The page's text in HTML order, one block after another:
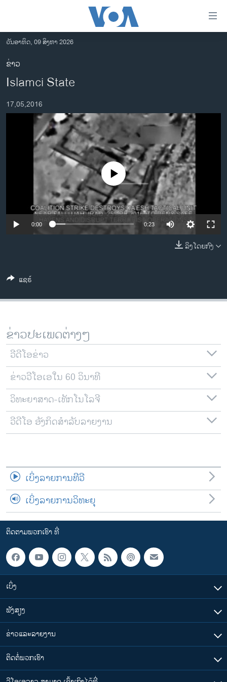
ເຂົ້າ
ຫາ
ຂ້າມ
ຂ້າມ
ໄປ
ອາເມຣິກາ
ການເລືອກຕັ້ງ ປະທານາທີບໍດີ ສະຫະລັດ 2024
ອິດສະຫຼະພາບດ້ານການຂ່າວ
ຊີວິດຊາວລາວ
ຊຸມຊົນຊາວລາວ
ວິທະຍາສາດ-ເທັກໂນໂລຈີ
ພາສາອັງກິດ
ລາຍການກະຈາຍສຽງ
ລາຍງານ
ຕິດຕາມພວກເຮົາ ທີ່
ພາສາຕ່າງໆ
ວັນອາທິດ, 09 ສິງຫາ 2026
ຂ່າວ
Islamci State
17,05,2016
No media source currently available
0:00 0:23
ລິງໂດຍກົງ
ແຊຣ໌
ຂ່າວປະເພດຕ່າງໆ
ວີດີໂອຂ່າວ
ຂ່າວວີໂອເອໃນ 60 ວິນາທີ
ວິທະຍາສາດ-ເທັກໂນໂລຈີ
ວີດີໂອ ອັງກິດສຳລັບລາຍງານ
ເບິ່ງລາຍການທີວີ
ເບິ່ງລາຍການວິທະຍຸ
ຕິດຕາມພວກເຮົາ ທີ່
ເບິ່ງ
ຟັງສຽງ
ຂ່າວແລະລາຍງານ
ຕິດຕໍ່ພວກເຮົາ